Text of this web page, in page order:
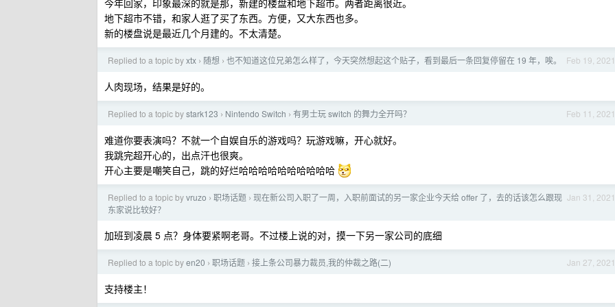
今年回家，印象最深的就是那，新建的楼盘和地下超市。两者距离很近。
地下超市不错，和家人逛了买了东西。方便，又大东西也多。
新的楼盘说是最近几个月建的。不太清楚。
Feb 19, 2021
Replied to a topic byxtx › 随想 › 也不知道这位兄弟怎么样了，今天突然想起这个贴子，看到最后一条回复停留在 19 年，唉。
人肉现场，结果是好的。
Feb 11, 2021
Replied to a topic bystark123 › Nintendo Switch › 有男士玩 switch 的舞力全开吗？
难道你要表演吗？不就一个自娱自乐的游戏吗？玩游戏嘛，开心就好。
我跳完超开心的，出点汗也很爽。
开心主要是嘲笑自己，跳的好烂哈哈哈哈哈哈哈哈哈哈
Jan 31, 2021
Replied to a topic byvruzo › 职场话题 › 现在新公司入职了一周，入职前面试的另一家企业今天给 offer 了，去的话该怎么跟现
东家说比较好？
加班到凌晨 5 点？身体要紧啊老哥。不过楼上说的对，摸一下另一家公司的底细
Jan 27, 2021
Replied to a topic byen20 › 职场话题 › 接上条公司暴力裁员,我的仲裁之路(二)
支持楼主！